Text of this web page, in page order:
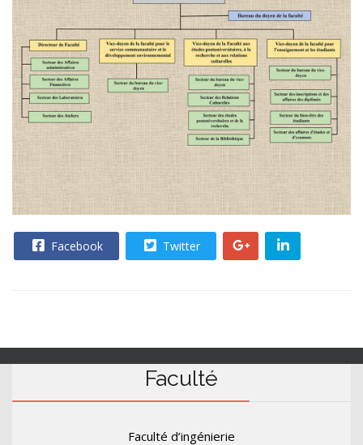
Facebook Twitter
Faculté
Faculté d’ingénierie